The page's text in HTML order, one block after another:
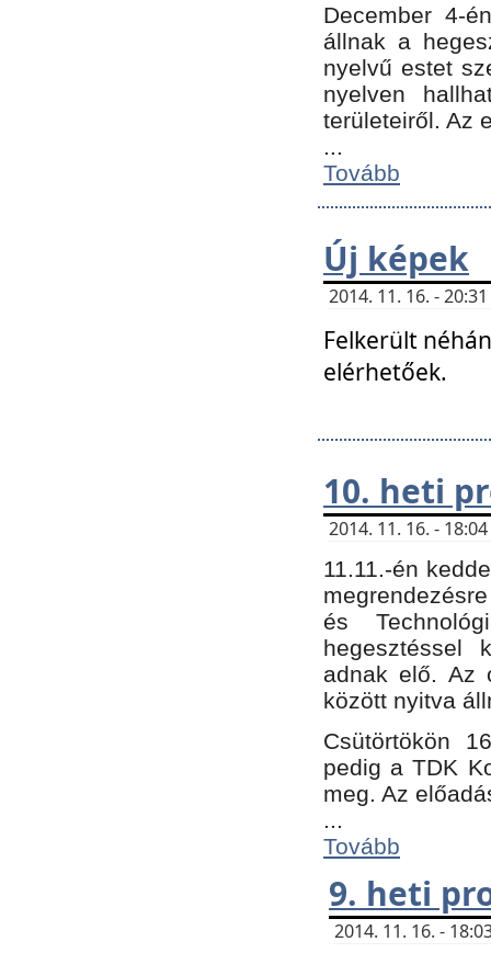
December 4-
állnak a
nyelvű estet
nyelven
területeiről. Az
...
Tovább
Új képek
2014. 11. 16. -
Felkerült
elérhetőek.
10. heti
2014. 11. 16. -
11.11.-én
és
hegesztéssel
adnak elő. Az
között nyitva
Csütörtökön
pedig a TDK
meg. Az
...
Tovább
9. heti
2014. 11. 16. -